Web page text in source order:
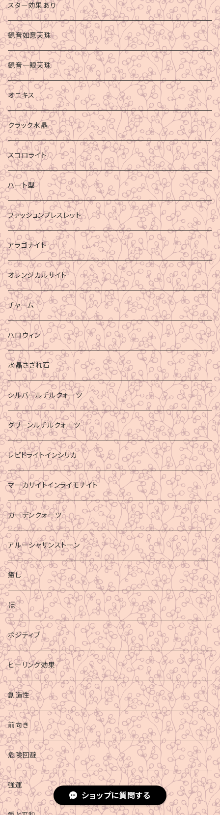
スター効果あり
観音如意天珠
観音一眼天珠
オニキス
クラック水晶
スコロライト
ハート型
ファッションブレスレット
アラゴナイト
オレンジカルサイト
チャーム
ハロウィン
水晶さざれ石
シルバールチルクォーツ
グリーンルチルクォーツ
レピドライトインシリカ
マーカサイトインライモナイト
ガーデンクォーツ
アルーシャサンストーン
癒し
ぼ
ポジティブ
ヒーリング効果
創造性
前向き
危険回避
強運
ショップに質問する